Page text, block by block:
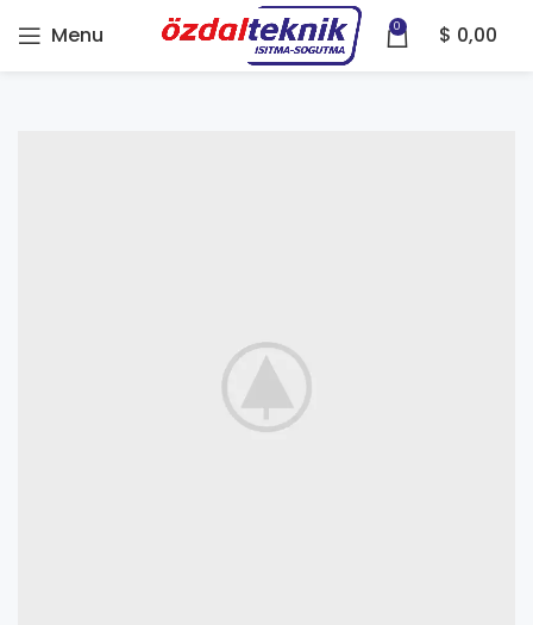
Menu 0 $ 0,00